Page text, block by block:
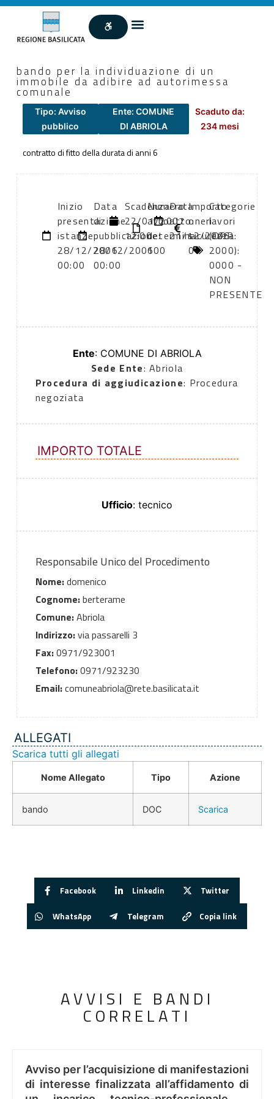
bando per la individuazione di un
immobile da adibire ad autorimessa
comunale
Tipo: Avviso
pubblico
Ente: COMUNE
DI ABRIOLA
Scaduto da:
234 mesi
contratto di fitto della durata di anni 6
Inizio
presentazione
istanze:
28/12/2006
00:00
Data
di
pubblicazione:
28/12/2006
00:00
Scadenza:
22/01/2007
12:00
Numero
atto:
determina
100
Data
atto:
21/12/2006
Importo
oneri
sicurezza:
0
Categorie
lavori
(DPR
2000):
0000 -
NON
PRESENTE
Ente: COMUNE DI ABRIOLA
Sede Ente: Abriola
Procedura di aggiudicazione: Procedura
negoziata
IMPORTO TOTALE
Ufficio: tecnico
Responsabile Unico del Procedimento
Nome:domenico
Cognome:berterame
Comune:Abriola
Indirizzo:via passarelli 3
Fax:0971/923001
Telefono:0971/923230
Email:comuneabriola@rete.basilicata.it
ALLEGATI
Scarica tutti gli allegati
Nome Allegato Tipo Azione
bando DOC Scarica
Facebook Linkedin Twitter
WhatsApp Telegram Copia link
AVVISI E BANDI
CORRELATI
Avviso per l’acquisizione di manifestazioni
di interesse finalizzata all’affidamento di